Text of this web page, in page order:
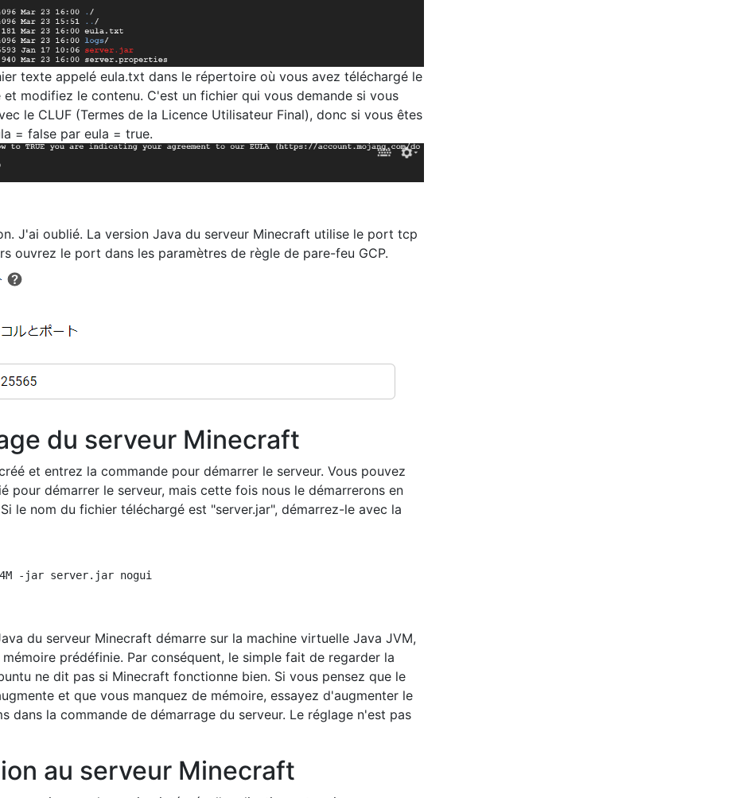
texte appelé eula.txt dans le répertoire où vous avez téléchargé le
et modifiez le contenu. C'est un fichier qui vous demande si vous
le CLUF (Termes de la Licence Utilisateur Final), donc si vous êtes
= false par eula = true.
J'ai oublié. La version Java du serveur Minecraft utilise le port tcp
ouvrez le port dans les paramètres de règle de pare-feu GCP.
du serveur Minecraft
et entrez la commande pour démarrer le serveur. Vous pouvez
pour démarrer le serveur, mais cette fois nous le démarrerons en
le nom du fichier téléchargé est "server.jar", démarrez-le avec la
du serveur Minecraft démarre sur la machine virtuelle Java JVM,
prédéfinie. Par conséquent, le simple fait de regarder la
ne dit pas si Minecraft fonctionne bien. Si vous pensez que le
et que vous manquez de mémoire, essayez d'augmenter le
dans la commande de démarrage du serveur. Le réglage n'est pas
au serveur Minecraft